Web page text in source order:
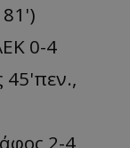
0-4
45'πεν.,
2-4